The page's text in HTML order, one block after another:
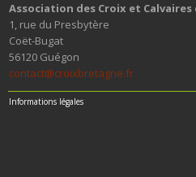
Association des Croix et
1, rue du Presbytère
Coët-Bugat
56120 Guégon
contact@croixbretagne.fr
Informations légales